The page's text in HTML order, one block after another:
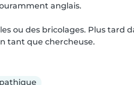
anglais.
ou des bricolages. Plus tard
tant que chercheuse.